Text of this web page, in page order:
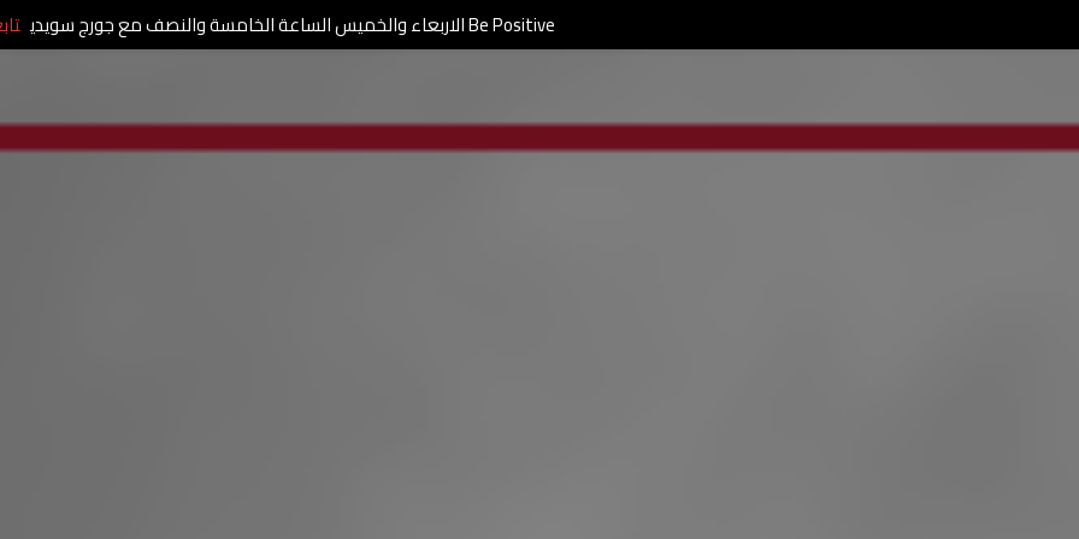
Be Positive الاربعاء والخميس الساعة الخامسة والنصف مع جورج سويدي